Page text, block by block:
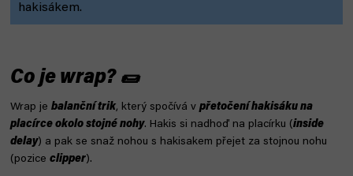
hakisákem.
Co je wrap? 🌯
Wrap je balanční trik, který spočívá v přetočení hakisáku na
placírce okolo stojné nohy. Hakis si nadhoď na placírku (inside
delay) a pak se snaž nohou s hakisakem přejet za stojnou nohu
(pozice clipper).